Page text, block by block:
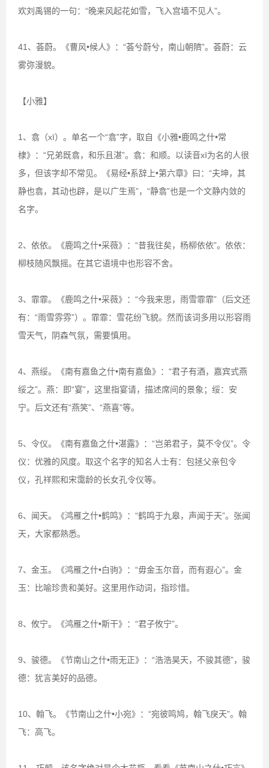
欢刘禹锡的一句：“晚来风起花如雪，飞入宫墙不见人”。
41、荟蔚。《曹风•候人》：“荟兮蔚兮，南山朝隮”。荟蔚：云
雾弥漫貌。
【小雅】
1、翕（xī）。单名一个“翕”字，取自《小雅•鹿鸣之什•常
棣》：“兄弟既翕，和乐且湛”。翕：和顺。以读音xī为名的人很
多，但该字却不常见。《易经•系辞上•第六章》曰：“夫坤，其
静也翕，其动也辟，是以广生焉”，“静翕”也是一个文静内敛的
名字。
2、依依。《鹿鸣之什•采薇》：“昔我往矣，杨柳依依”。依依：
柳枝随风飘摇。在其它语境中也形容不舍。
3、霏霏。《鹿鸣之什•采薇》：“今我来思，雨雪霏霏”（后文还
有：“雨雪雰雰”）。霏霏：雪花纷飞貌。然而该词多用以形容雨
雪天气，阴森气氛，需要慎用。
4、燕绥。《南有嘉鱼之什•南有嘉鱼》：“君子有酒，嘉宾式燕
绥之”。燕：即“宴”，这里指宴请，描述席间的景象；绥：安
宁。后文还有“燕笑”、“燕喜”等。
5、令仪。《南有嘉鱼之什•湛露》：“岂弟君子，莫不令仪”。令
仪：优雅的风度。取这个名字的知名人士有：包拯父亲包令
仪，孔祥熙和宋霭龄的长女孔令仪等。
6、闻天。《鸿雁之什•鹤鸣》：“鹤鸣于九皋，声闻于天”。张闻
天，大家都熟悉。
7、金玉。《鸿雁之什•白驹》：“毋金玉尔音，而有遐心”。金
玉：比喻珍贵和美好。这里用作动词，指珍惜。
8、攸宁。《鸿雁之什•斯干》：“君子攸宁”。
9、骏德。《节南山之什•雨无正》：“浩浩昊天，不骏其德”，骏
德：犹言美好的品德。
10、翰飞。《节南山之什•小宛》：“宛彼鸣鸠，翰飞戾天”。翰
飞：高飞。